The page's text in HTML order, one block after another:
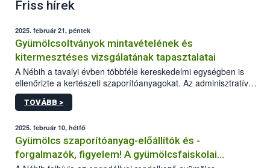
Friss hírek
2025. február 21, péntek
Gyümölcsoltványok mintavételének és
kitermesztéses vizsgálatának tapasztalatai
A Nébih a tavalyi évben többféle kereskedelmi egységben is
ellenőrizte a kertészeti szaporítóanyagokat. Az adminisztratív
szempontú ellenőrzések (származás, jelölés, minőség) mellett a
szakemberek nevelés során is vizsgálták a
célja a szabadföldbe kiültetett oltványok fejlődéséről és
minőségéről való információszerzés volt.
TOVÁBB >
2025. február 10, hétfő
Gyümölcs szaporítóanyag-előállítók és -
forgalmazók, figyelem! A gyümölcsfaiskolai